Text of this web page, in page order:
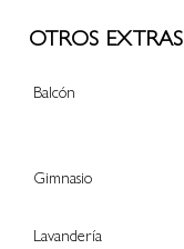
OTROS EXTRAS
Balcón
Gimnasio
Lavandería